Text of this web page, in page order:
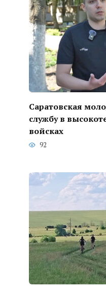
Саратовская
службу в
войсках
92